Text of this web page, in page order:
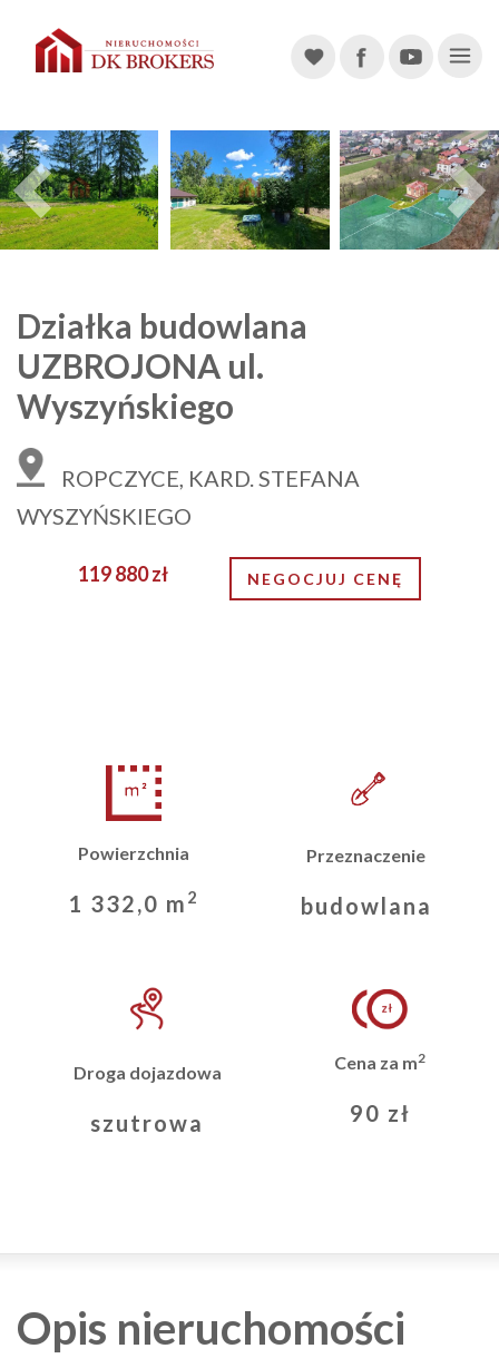
Main Navigation
Previous
Działka budowlana
UZBROJONA ul.
Wyszyńskiego
NEGOCJUJ CENĘ
119 880 zł
ROPCZYCE, KARD. STEFANA
WYSZYŃSKIEGO
Powierzchnia
1 332,0 m 2
Przeznaczenie
budowlana
Droga dojazdowa
szutrowa
Cena za m2
90 zł
Opis nieruchomości